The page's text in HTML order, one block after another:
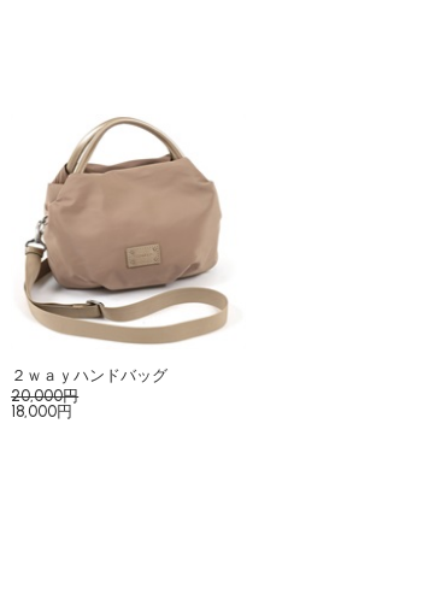
２ｗａｙハンドバッグ
20,000円
18,000円